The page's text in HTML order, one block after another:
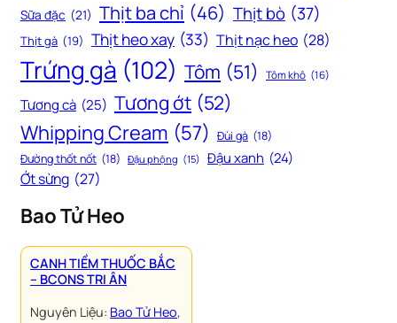
Sữa đặc (21) Thịt ba chỉ (46) Thịt bò (37)
Thịt gà (19) Thịt heo xay (33) Thịt nạc heo (28)
Trứng gà (102) Tôm (51) Tôm khô (16)
Tương cà (25) Tương ớt (52)
Whipping Cream (57) Đùi gà (18)
Đường thốt nốt (18) Đậu phộng (15) Đậu xanh (24)
Ớt sừng (27)
Bao Tử Heo
CANH TIỀM THUỐC BẮC
– BCONS TRI ÂN
Nguyên Liệu: Bao Tử Heo